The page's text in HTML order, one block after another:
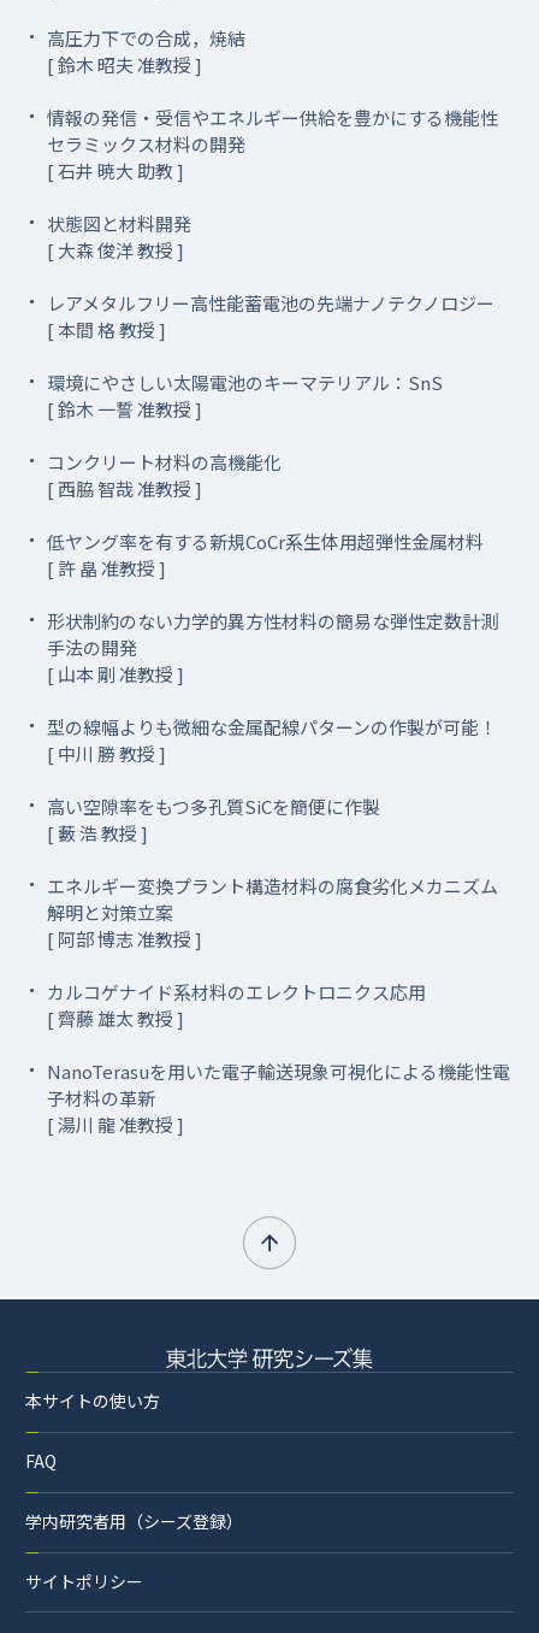
高圧力下での合成，焼結
[ 鈴木 昭夫 准教授 ]
情報の発信・受信やエネルギー供給を豊かにする機能性
セラミックス材料の開発
[ 石井 暁大 助教 ]
状態図と材料開発
[ 大森 俊洋 教授 ]
レアメタルフリー高性能蓄電池の先端ナノテクノロジー
[ 本間 格 教授 ]
環境にやさしい太陽電池のキーマテリアル：SnS
[ 鈴木 一誓 准教授 ]
コンクリート材料の高機能化
[ 西脇 智哉 准教授 ]
低ヤング率を有する新規CoCr系生体用超弾性金属材料
[ 許 皛 准教授 ]
形状制約のない力学的異方性材料の簡易な弾性定数計測
手法の開発
[ 山本 剛 准教授 ]
型の線幅よりも微細な金属配線パターンの作製が可能！
[ 中川 勝 教授 ]
高い空隙率をもつ多孔質SiCを簡便に作製
[ 藪 浩 教授 ]
エネルギー変換プラント構造材料の腐食劣化メカニズム
解明と対策立案
[ 阿部 博志 准教授 ]
カルコゲナイド系材料のエレクトロニクス応用
[ 齊藤 雄太 教授 ]
NanoTerasuを用いた電子輸送現象可視化による機能性電
子材料の革新
[ 湯川 龍 准教授 ]
本サイトの使い方
FAQ
学内研究者用（シーズ登録）
サイトポリシー